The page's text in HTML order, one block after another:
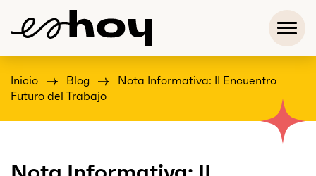
Inicio Blog
Nota Informativa: II Encuentro
Futuro del Trabajo